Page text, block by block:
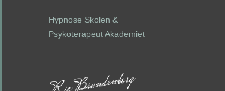
Hypnose Skolen &
Psykoterapeut Akademiet